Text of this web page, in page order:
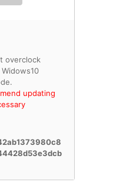
overclock
updating